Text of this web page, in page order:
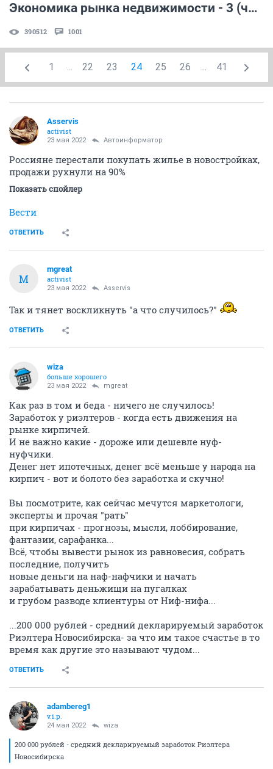
Экономика рынка недвижимости - 3 (часть 18)
390512 1001
1 ... 22 23 24 25 26 ... 41
Asservis
activist
23 мая 2022 Автоинформатор
Россияне перестали покупать жилье в новостройках,
продажи рухнули на 90%
Показать спойлер
Вести
ОТВЕТИТЬ
M
mgreat
activist
23 мая 2022 Asservis
Так и тянет воскликнуть "а что случилось?"
ОТВЕТИТЬ
wiza
больше хорошего
23 мая 2022 mgreat
Как раз в том и беда - ничего не случилось!
Заработок у риэлтеров - когда есть движения на
рынке кирпичей.
И не важно какие - дороже или дешевле нуф-
нуфчики.
Денег нет ипотечных, денег всё меньше у народа на
кирпич - вот и болото без заработка и скучно!
Вы посмотрите, как сейчас мечутся маркетологи,
эксперты и прочая "рать"
при кирпичах - прогнозы, мысли, лоббирование,
фантазии, сарафанка...
Всё, чтобы вывести рынок из равновесия, собрать
последние, получить
новые деньги на наф-нафчики и начать
зарабатывать деньжищи на пугалках
и грубом разводе клиентуры от Ниф-нифа...
...200 000 рублей - средний декларируемый заработок
Риэлтера Новосибирска- за что им такое счастье в то
время как другие это называют чудом...
ОТВЕТИТЬ
adambereg1
v.i.p.
24 мая 2022 wiza
200 000 рублей - средний декларируемый заработок Риэлтера
Новосибирска